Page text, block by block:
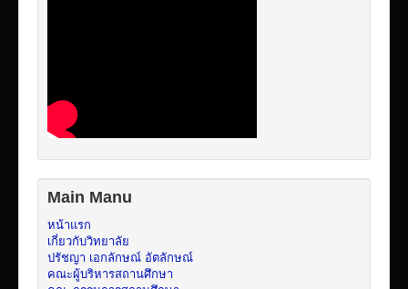
Main Manu
หน้าแรก
เกี่ยวกับวิทยาลัย
ปรัชญา เอกลักษณ์ อัตลักษณ์
คณะผู้บริหารสถานศึกษา